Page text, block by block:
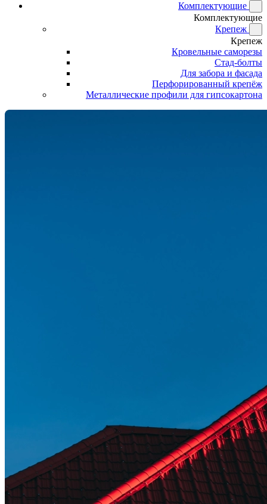
Комплектующие
Комплектующие
Крепеж
Крепеж
Кровельные саморезы
Стад-болты
Для забора и фасада
Перфорированный крепёж
Металлические профили для гипсокартона